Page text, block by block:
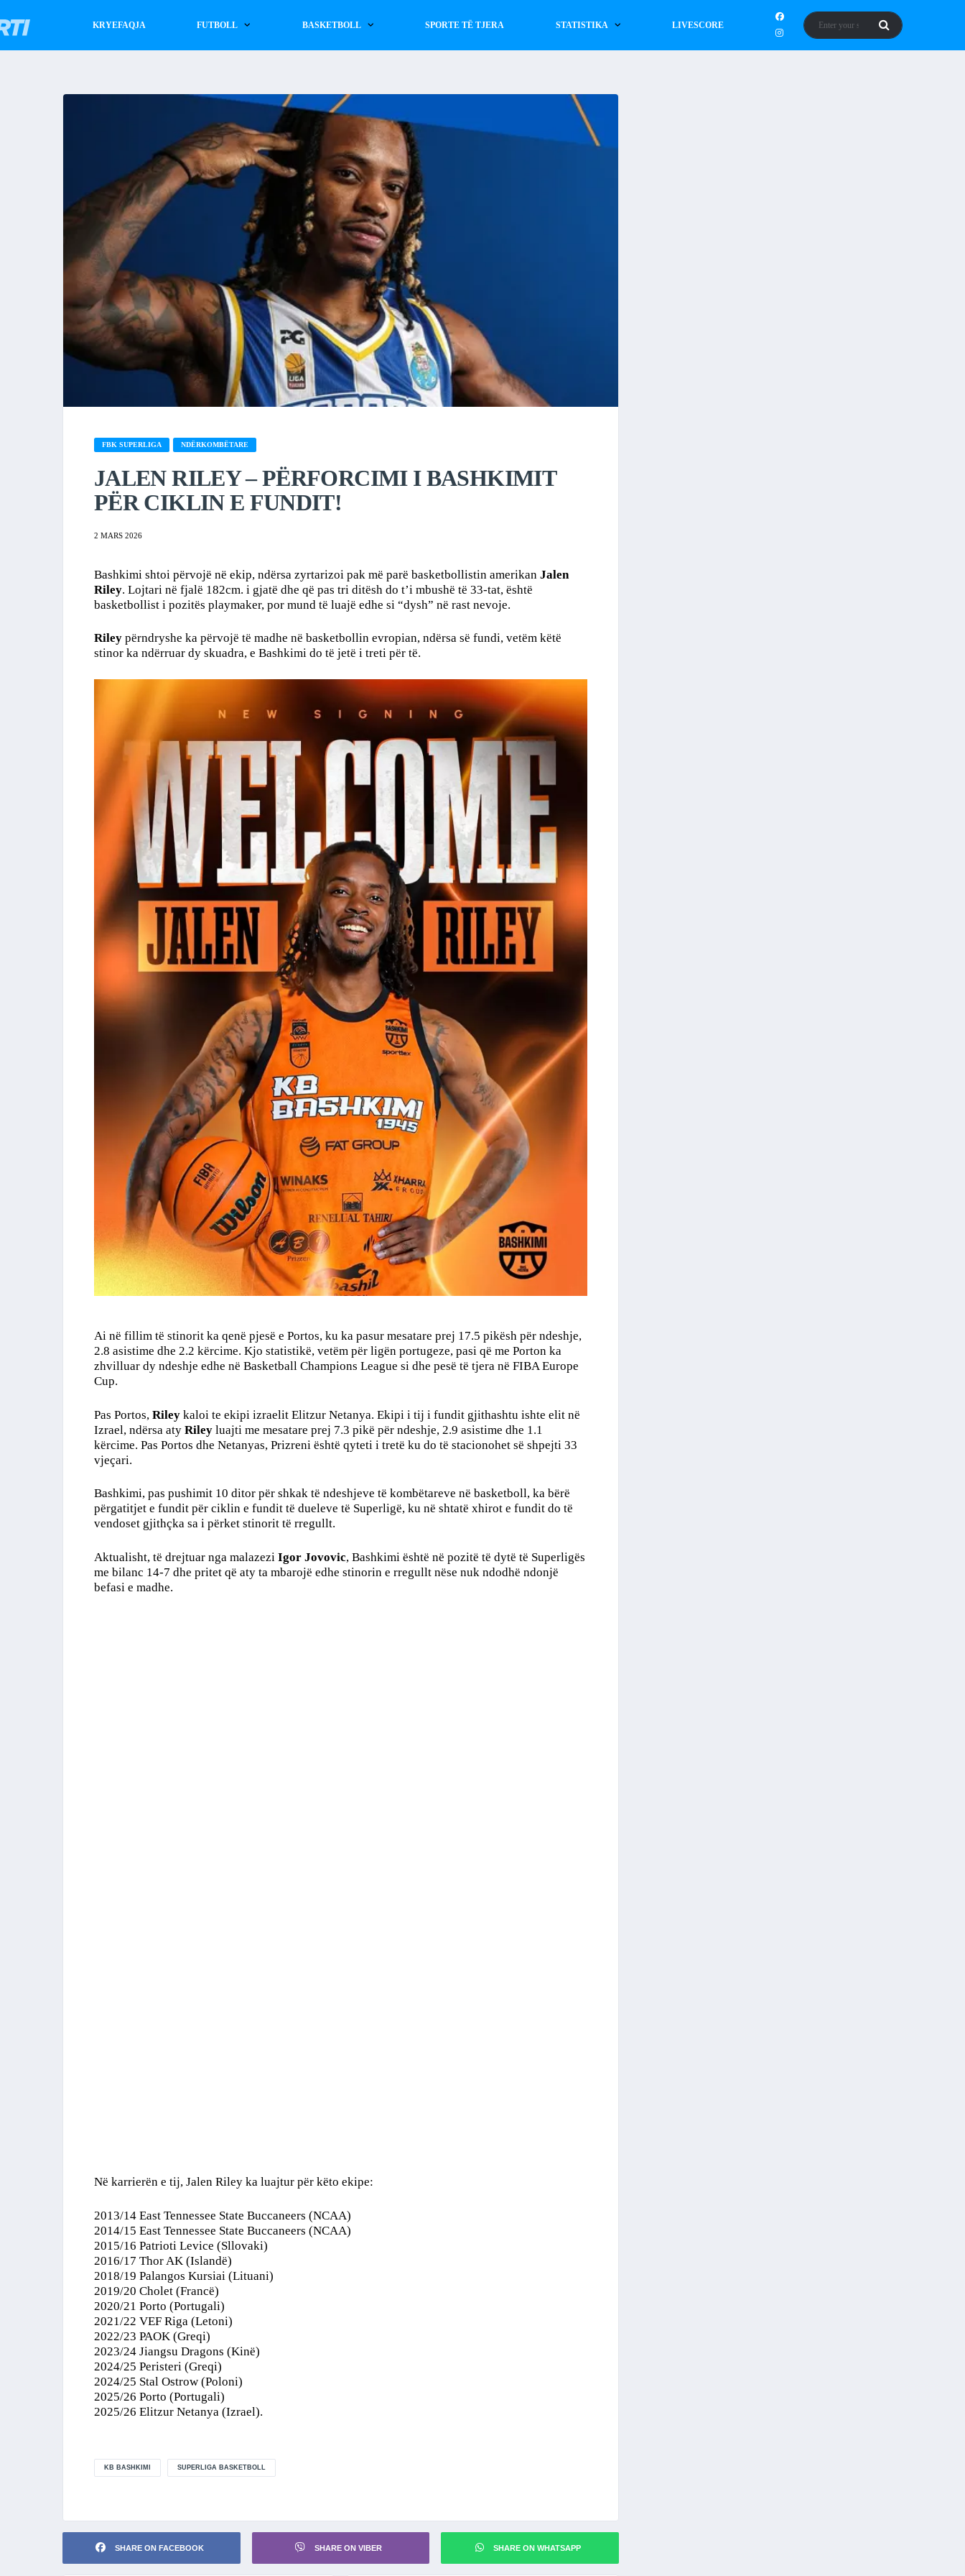
KRYEFAQJA FUTBOLL BASKETBOLL SPORTE TË TJERA STATISTIKA LIVESCORE
FBK SUPERLIGA NDËRKOMBËTARE
JALEN RILEY – PËRFORCIMI I BASHKIMIT
PËR CIKLIN E FUNDIT!
2 MARS 2026
Bashkimi shtoi përvojë në ekip, ndërsa zyrtarizoi pak më parë basketbollistin amerikan Jalen
Riley. Lojtari në fjalë 182cm. i gjatë dhe që pas tri ditësh do t’i mbushë të 33-tat, është
basketbollist i pozitës playmaker, por mund të luajë edhe si “dysh” në rast nevoje.
Riley përndryshe ka përvojë të madhe në basketbollin evropian, ndërsa së fundi, vetëm këtë
stinor ka ndërruar dy skuadra, e Bashkimi do të jetë i treti për të.
Ai në fillim të stinorit ka qenë pjesë e Portos, ku ka pasur mesatare prej 17.5 pikësh për ndeshje,
2.8 asistime dhe 2.2 kërcime. Kjo statistikë, vetëm për ligën portugeze, pasi që me Porton ka
zhvilluar dy ndeshje edhe në Basketball Champions League si dhe pesë të tjera në FIBA Europe
Cup.
Pas Portos, Riley kaloi te ekipi izraelit Elitzur Netanya. Ekipi i tij i fundit gjithashtu ishte elit në
Izrael, ndërsa aty Riley luajti me mesatare prej 7.3 pikë për ndeshje, 2.9 asistime dhe 1.1
kërcime. Pas Portos dhe Netanyas, Prizreni është qyteti i tretë ku do të stacionohet së shpejti 33
vjeçari.
Bashkimi, pas pushimit 10 ditor për shkak të ndeshjeve të kombëtareve në basketboll, ka bërë
përgatitjet e fundit për ciklin e fundit të dueleve të Superligë, ku në shtatë xhirot e fundit do të
vendoset gjithçka sa i përket stinorit të rregullt.
Aktualisht, të drejtuar nga malazezi Igor Jovovic, Bashkimi është në pozitë të dytë të Superligës
me bilanc 14-7 dhe pritet që aty ta mbarojë edhe stinorin e rregullt nëse nuk ndodhë ndonjë
befasi e madhe.
Në karrierën e tij, Jalen Riley ka luajtur për këto ekipe:
2013/14 East Tennessee State Buccaneers (NCAA)
2014/15 East Tennessee State Buccaneers (NCAA)
2015/16 Patrioti Levice (Sllovaki)
2016/17 Thor AK (Islandë)
2018/19 Palangos Kursiai (Lituani)
2019/20 Cholet (Francë)
2020/21 Porto (Portugali)
2021/22 VEF Riga (Letoni)
2022/23 PAOK (Greqi)
2023/24 Jiangsu Dragons (Kinë)
2024/25 Peristeri (Greqi)
2024/25 Stal Ostrow (Poloni)
2025/26 Porto (Portugali)
2025/26 Elitzur Netanya (Izrael).
KB BASHKIMI SUPERLIGA BASKETBOLL
SHARE ON FACEBOOK SHARE ON VIBER SHARE ON WHATSAPP